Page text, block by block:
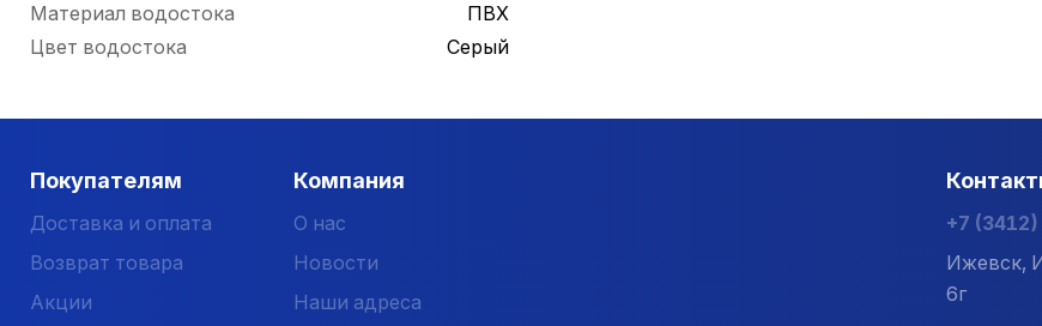
Материал водостока
ПВХ
Цвет водостока
Серый
Покупателям
Доставка и оплата
Возврат товара
Акции
Компания
О нас
Новости
Наши адреса
+7
Ижевск,
6г